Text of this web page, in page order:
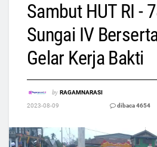
Sambut HUT RI -
Sungai IV
Gelar Kerja Bakti
by RAGAMNARASI
2023-08-09
dibaca 4654